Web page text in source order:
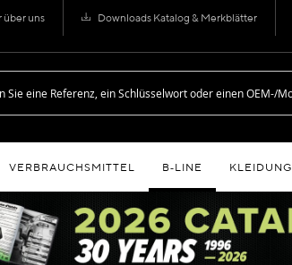
über uns Downloads Katalog & Merkblätter
VERBRAUCHSMITTEL B‑LINE KLEIDUNG